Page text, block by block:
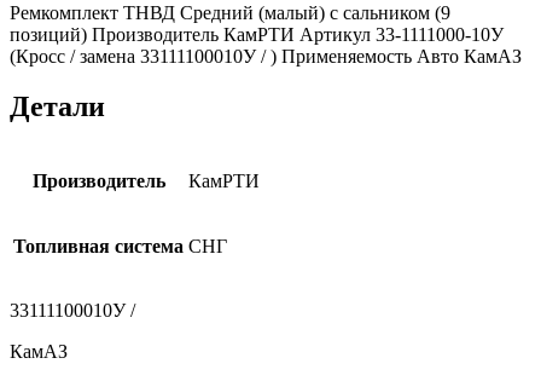
Ремкомплект ТНВД Средний (малый) с сальником (9
позиций) Производитель КамРТИ Артикул 33-1111000-10У
(Кросс / замена 33111100010У / ) Применяемость Авто КамАЗ
Детали
Производитель КамРТИ
Топливная система СНГ
33111100010У /
КамАЗ